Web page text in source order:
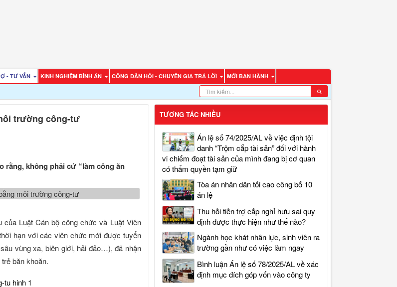
- TƯ VẤN KINH NGHIỆM BÌNH ÁN CÔNG DÂN HỎI - CHUYÊN GIA TRẢ LỜI MỚI BAN HÀNH
trường công-tư
rằng, không phải cứ “làm công ăn
Luật Cán bộ công chức và Luật Viên
hạn với các viên chức mới được tuyển
vùng xa, biên giới, hải đảo…), đã nhận
băn khoăn.
TƯƠNG TÁC NHIỀU
Án lệ số 74/2025/AL về việc định tội
danh “Trộm cắp tài sản” đối với hành
vi chiếm đoạt tài sản của mình đang bị cơ quan
có thẩm quyền tạm giữ
Tòa án nhân dân tối cao công bố 10
án lệ
Thu hồi tiền trợ cấp nghỉ hưu sai quy
định được thực hiện như thế nào?
Ngành học khát nhân lực, sinh viên ra
trường gần như có việc làm ngay
Bình luận Án lệ số 78/2025/AL về xác
định mục đích góp vốn vào công ty